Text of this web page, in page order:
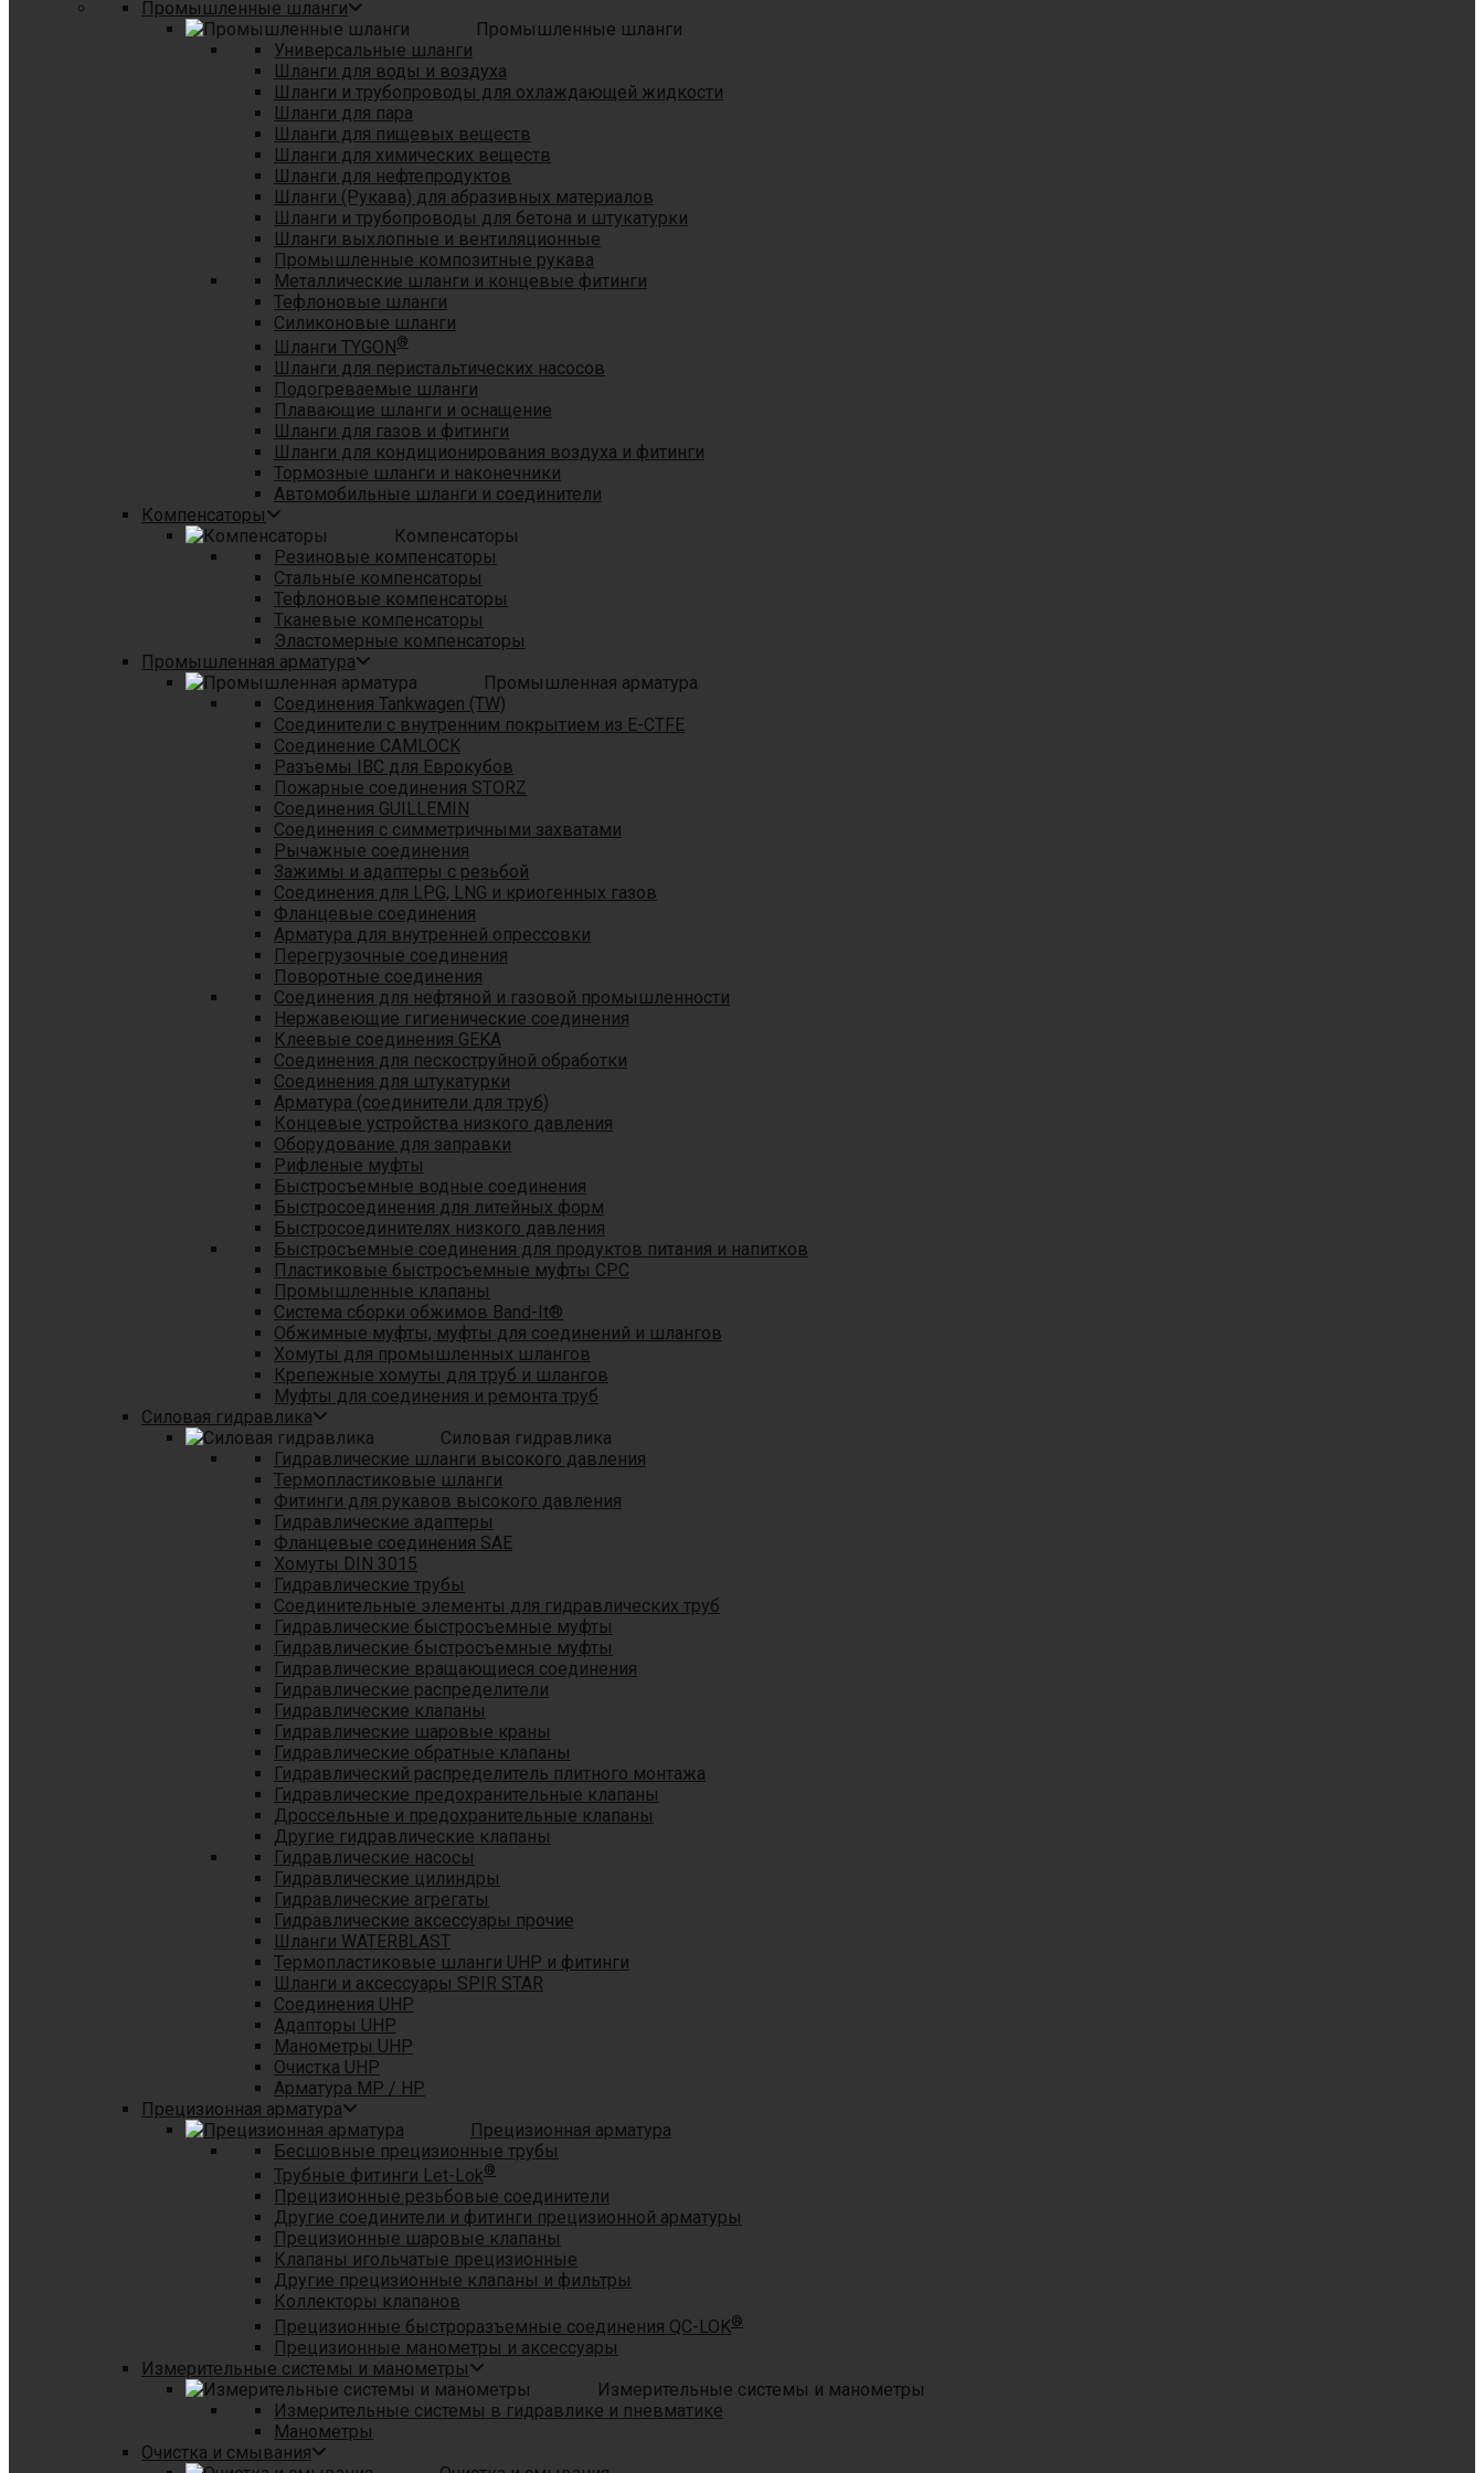
Промышленные шланги
Промышленные шланги
Универсальные шланги
Шланги для воды и воздуха
Шланги и трубопроводы для охлаждающей жидкости
Шланги для пара
Шланги для пищевых веществ
Шланги для химических веществ
Шланги для нефтепродуктов
Шланги (Рукава) для абразивных материалов
Шланги и трубопроводы для бетона и штукатурки
Шланги выхлопные и вентиляционные
Промышленные композитные рукава
Металлические шланги и концевые фитинги
Тефлоновые шланги
Силиконовые шланги
Шланги TYGON®
Шланги для перистальтических насосов
Подогреваемые шланги
Плавающие шланги и оснащение
Шланги для газов и фитинги
Шланги для кондиционирования воздуха и фитинги
Тормозные шланги и наконечники
Автомобильные шланги и соединители
Компенсаторы
Компенсаторы
Резиновые компенсаторы
Стальные компенсаторы
Тефлоновые компенсаторы
Тканевые компенсаторы
Эластомерные компенсаторы
Промышленная арматура
Промышленная арматура
Соединения Tankwagen (TW)
Соединители с внутренним покрытием из E-CTFE
Соединение CAMLOCK
Разъемы IBC для Еврокубов
Пожарные соединения STORZ
Соединения GUILLEMIN
Соединения с симметричными захватами
Рычажные соединения
Зажимы и адаптеры с резьбой
Соединения для LPG, LNG и криогенных газов
Фланцевые соединения
Арматура для внутренней опрессовки
Перегрузочные соединения
Поворотные соединения
Соединения для нефтяной и газовой промышленности
Нержавеющие гигиенические соединения
Клеевые соединения GEKA
Соединения для пескоструйной обработки
Cоединения для штукатурки
Арматура (соединители для труб)
Концевые устройства низкого давления
Оборудование для заправки
Рифленые муфты
Быстросъемные водные соединения
Быстросоединения для литейных форм
Быстросоединителях низкого давления
Быстросъемные соединения для продуктов питания и напитков
Пластиковые быстросъемные муфты CPC
Промышленные клапаны
Система сборки обжимов Band-It®
Обжимные муфты, муфты для соединений и шлангов
Хомуты для промышленных шлангов
Крепежные хомуты для труб и шлангов
Муфты для соединения и ремонта труб
Силовая гидравлика
Силовая гидравлика
Гидравлические шланги высокого давления
Термопластиковые шланги
Фитинги для рукавов высокого давления
Гидравлические адаптеры
Фланцевые соединения SAE
Хомуты DIN 3015
Гидравлические трубы
Соединительные элементы для гидравлических труб
Гидравлические быстросъемные муфты
Гидравлические быстросъемные муфты
Гидравлические вращающиеся соединения
Гидравлические распределители
Гидравлические клапаны
Гидравлические шаровые краны
Гидравлические обратные клапаны
Гидравлический распределитель плитного монтажа
Гидравлические предохранительные клапаны
Дроссельные и предохранительные клапаны
Другие гидравлические клапаны
Гидравлические насосы
Гидравлические цилиндры
Гидравлические агрегаты
Гидравлические аксессуары прочие
Шланги WATERBLAST
Термопластиковые шланги UHP и фитинги
Шланги и аксессуары SPIR STAR
Соединения UHP
Адапторы UHP
Манометры UHP
Очистка UHP
Арматура MP / HP
Прецизионная арматура
Прецизионная арматура
Бесшовные прецизионные трубы
Трубные фитинги Let-Lok®
Прецизионные резьбовые соединители
Другие соединители и фитинги прецизионной арматуры
Прецизионные шаровые клапаны
Клапаны игольчатые прецизионные
Другие прецизионные клапаны и фильтры
Коллекторы клапанов
Прецизионные быстроразъемные соединения QC-LOK®
Прецизионные манометры и аксессуары
Измерительные системы и манометры
Измерительные системы и манометры
Измерительные системы в гидравлике и пневматике
Манометры
Очистка и смывания